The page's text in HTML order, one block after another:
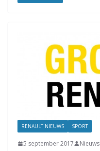
RENAULT NIEUWS SPORT
5 september 2017 Nieuws